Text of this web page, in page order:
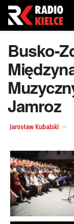
Busko-
Jamroz
Jarosław Kubalski